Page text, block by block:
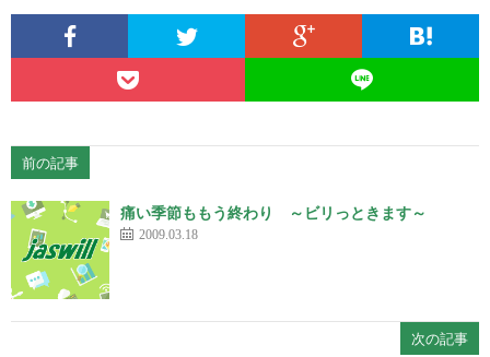
前の記事
痛い季節ももう終わり ～ビリっときます～
2009.03.18
次の記事